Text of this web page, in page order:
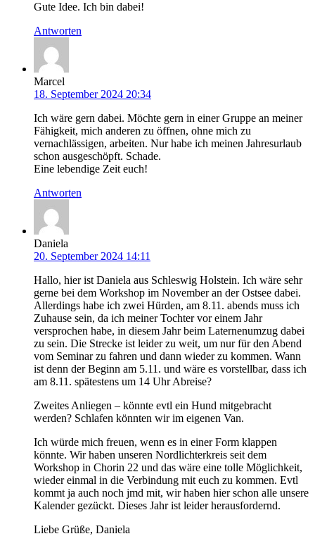
Gute Idee. Ich bin dabei!
Antworten
Marcel
18. September 2024 20:34
Ich wäre gern dabei. Möchte gern in einer Gruppe an meiner
Fähigkeit, mich anderen zu öffnen, ohne mich zu
vernachlässigen, arbeiten. Nur habe ich meinen Jahresurlaub
schon ausgeschöpft. Schade.
Eine lebendige Zeit euch!
Antworten
Daniela
20. September 2024 14:11
Hallo, hier ist Daniela aus Schleswig Holstein. Ich wäre sehr
gerne bei dem Workshop im November an der Ostsee dabei.
Allerdings habe ich zwei Hürden, am 8.11. abends muss ich
Zuhause sein, da ich meiner Tochter vor einem Jahr
versprochen habe, in diesem Jahr beim Laternenumzug dabei
zu sein. Die Strecke ist leider zu weit, um nur für den Abend
vom Seminar zu fahren und dann wieder zu kommen. Wann
ist denn der Beginn am 5.11. und wäre es vorstellbar, dass ich
am 8.11. spätestens um 14 Uhr Abreise?
Zweites Anliegen – könnte evtl ein Hund mitgebracht
werden? Schlafen könnten wir im eigenen Van.
Ich würde mich freuen, wenn es in einer Form klappen
könnte. Wir haben unseren Nordlichterkreis seit dem
Workshop in Chorin 22 und das wäre eine tolle Möglichkeit,
wieder einmal in die Verbindung mit euch zu kommen. Evtl
kommt ja auch noch jmd mit, wir haben hier schon alle unsere
Kalender gezückt. Dieses Jahr ist leider herausfordernd.
Liebe Grüße, Daniela